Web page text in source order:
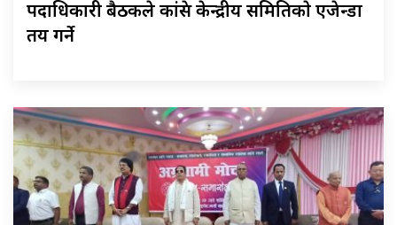
पदाधिकारी बैठकले कांग्रेस केन्द्रीय समितिकाे एजेन्डा
तय गर्ने